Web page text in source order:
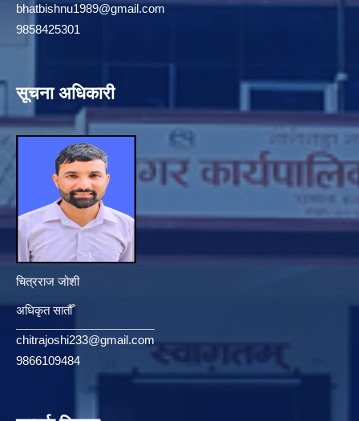
bhatbishnu1989@gmail.com
9858425301
सूचना अधिकारी
चित्रराज जोशी
अधिकृत सातौँ
chitrajoshi233@gmail.com
9866109484